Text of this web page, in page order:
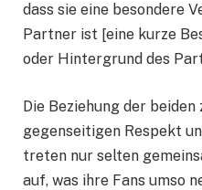
dass sie eine besondere
Partner ist [eine kurze
oder Hintergrund des
Die Beziehung der
gegenseitigen Respekt
treten nur selten
auf, was ihre Fans umso